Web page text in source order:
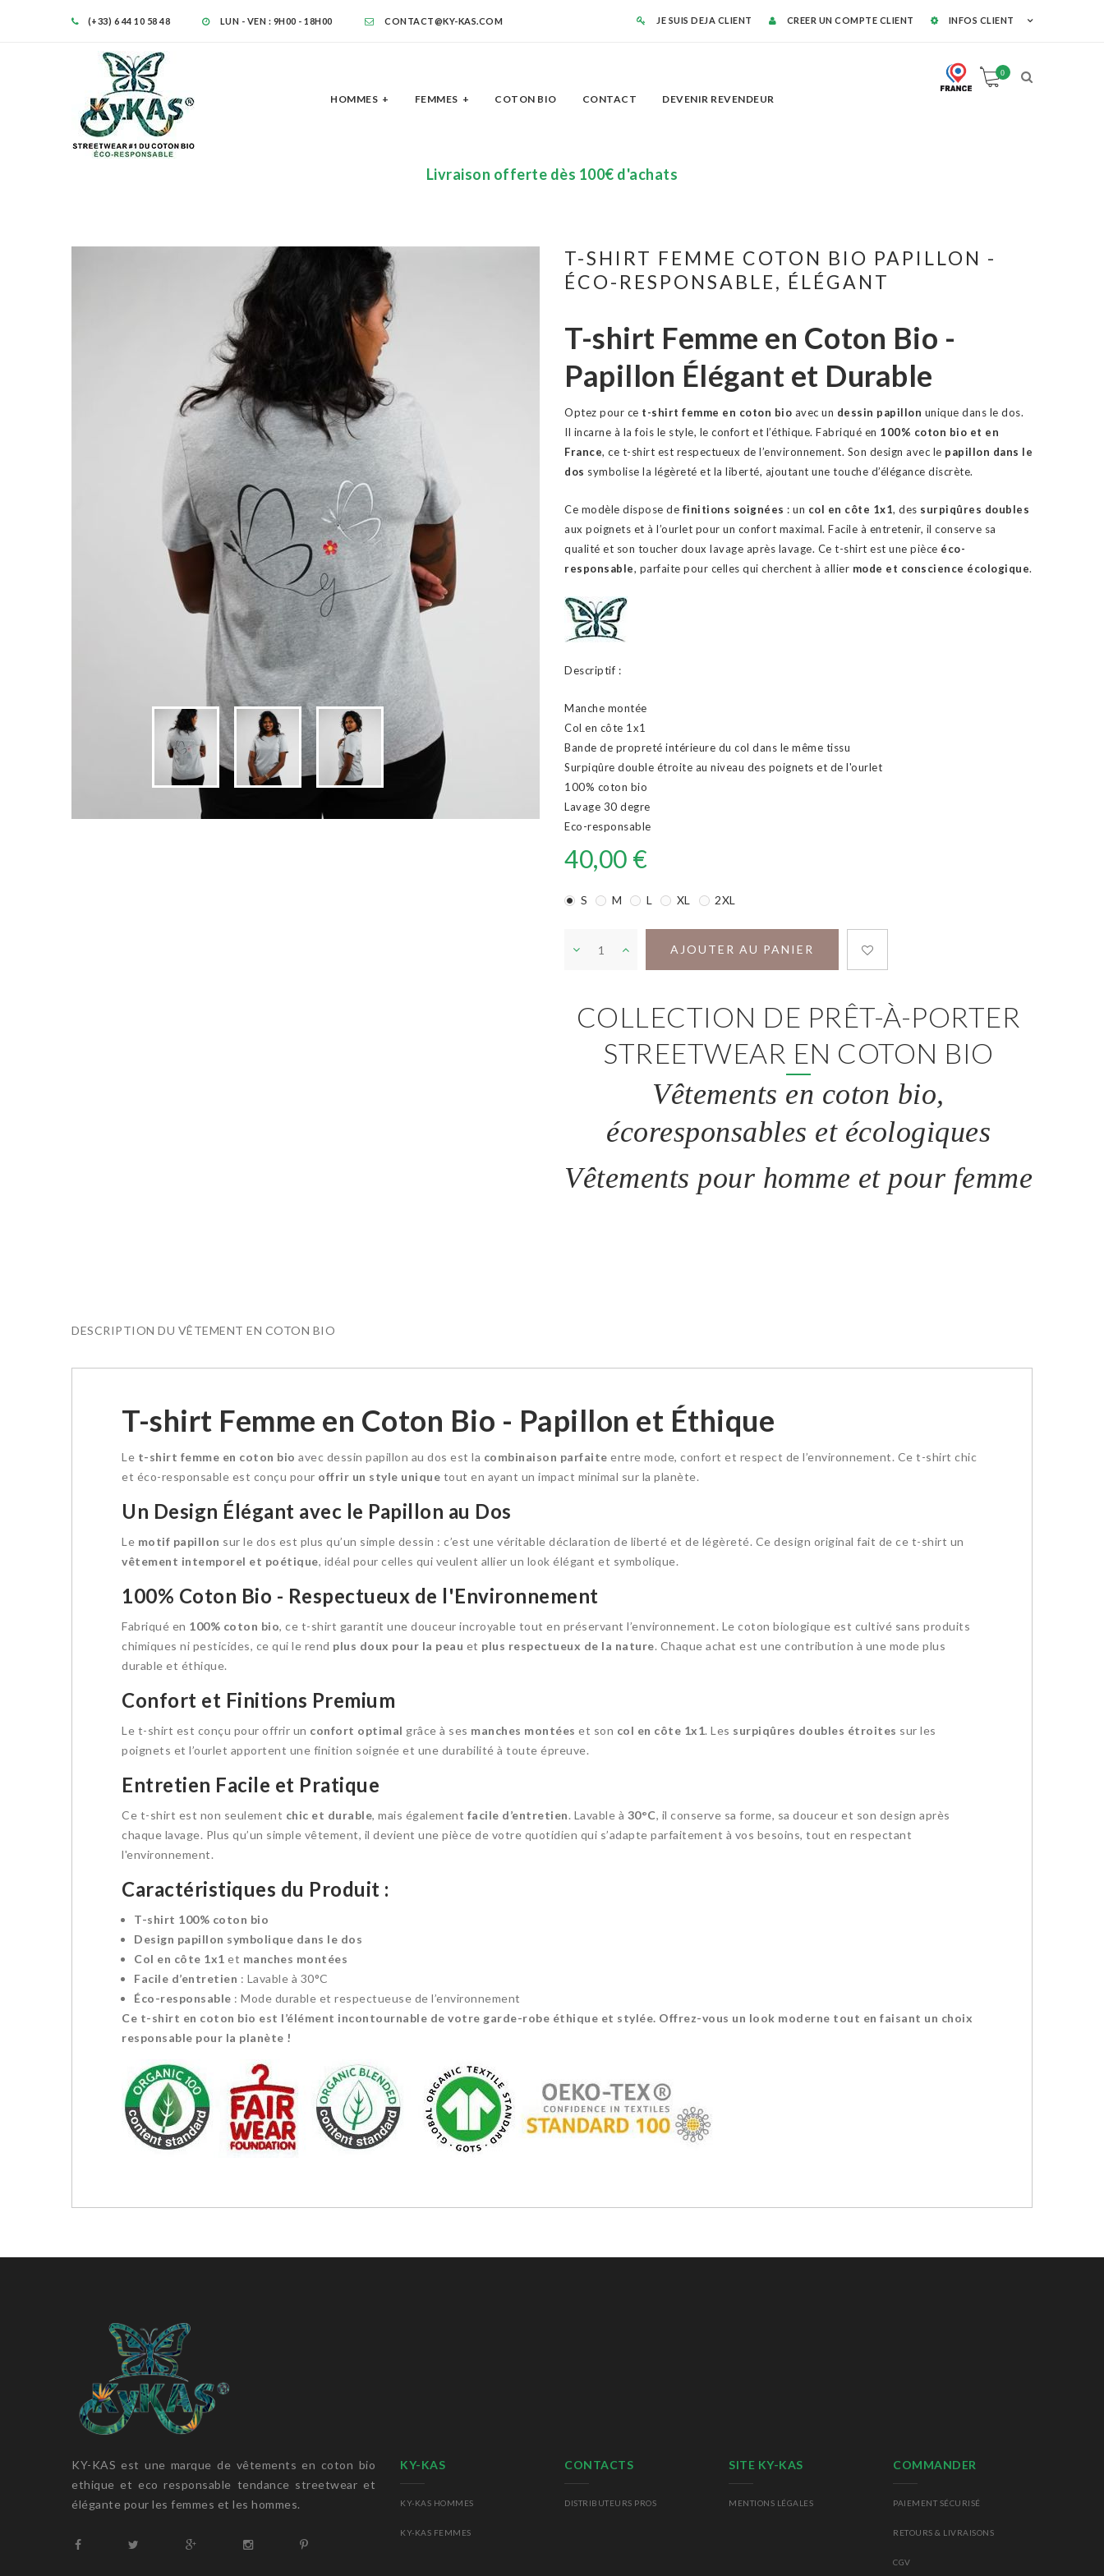
(+33) 6 44 10 58 48 LUN - VEN : 9H00 - 18H00 CONTACT@KY-KAS.COM JE SUIS DEJA CLIENT CREER UN COMPTE CLIENT INFOS CLIENT
HOMMES FEMMES COTON BIO CONTACT DEVENIR REVENDEUR
0
Livraison offerte dès 100€ d'achats
T-SHIRT FEMME COTON BIO PAPILLON -
ÉCO-RESPONSABLE, ÉLÉGANT
T-shirt Femme en Coton Bio -
Papillon Élégant et Durable
Optez pour ce t-shirt femme en coton bio avec un dessin papillon unique dans le dos.
Il incarne à la fois le style, le confort et l’éthique. Fabriqué en 100% coton bio et en
France, ce t-shirt est respectueux de l’environnement. Son design avec le papillon dans le
dos symbolise la légèreté et la liberté, ajoutant une touche d’élégance discrète.
Ce modèle dispose de finitions soignées : un col en côte 1x1, des surpiqûres doubles
aux poignets et à l’ourlet pour un confort maximal. Facile à entretenir, il conserve sa
qualité et son toucher doux lavage après lavage. Ce t-shirt est une pièce éco-
responsable, parfaite pour celles qui cherchent à allier mode et conscience écologique.
Descriptif :
Manche montée
Col en côte 1x1
Bande de propreté intérieure du col dans le même tissu
Surpiqûre double étroite au niveau des poignets et de l'ourlet
100% coton bio
Lavage 30 degre
Eco-responsable
40,00 €
S M L XL 2XL
AJOUTER AU PANIER
COLLECTION DE PRÊT-À-PORTER
STREETWEAR EN COTON BIO
Vêtements en coton bio,
écoresponsables et écologiques
Vêtements pour homme et pour femme
DESCRIPTION DU VÊTEMENT EN COTON BIO
T-shirt Femme en Coton Bio - Papillon et Éthique
Le t-shirt femme en coton bio avec dessin papillon au dos est la combinaison parfaite entre mode, confort et respect de l’environnement. Ce t-shirt chic
et éco-responsable est conçu pour offrir un style unique tout en ayant un impact minimal sur la planète.
Un Design Élégant avec le Papillon au Dos
Le motif papillon sur le dos est plus qu’un simple dessin : c’est une véritable déclaration de liberté et de légèreté. Ce design original fait de ce t-shirt un
vêtement intemporel et poétique, idéal pour celles qui veulent allier un look élégant et symbolique.
100% Coton Bio - Respectueux de l'Environnement
Fabriqué en 100% coton bio, ce t-shirt garantit une douceur incroyable tout en préservant l’environnement. Le coton biologique est cultivé sans produits
chimiques ni pesticides, ce qui le rend plus doux pour la peau et plus respectueux de la nature. Chaque achat est une contribution à une mode plus
durable et éthique.
Confort et Finitions Premium
Le t-shirt est conçu pour offrir un confort optimal grâce à ses manches montées et son col en côte 1x1. Les surpiqûres doubles étroites sur les
poignets et l’ourlet apportent une finition soignée et une durabilité à toute épreuve.
Entretien Facile et Pratique
Ce t-shirt est non seulement chic et durable, mais également facile d’entretien. Lavable à 30°C, il conserve sa forme, sa douceur et son design après
chaque lavage. Plus qu’un simple vêtement, il devient une pièce de votre quotidien qui s’adapte parfaitement à vos besoins, tout en respectant
l'environnement.
Caractéristiques du Produit :
T-shirt 100% coton bio
Design papillon symbolique dans le dos
Col en côte 1x1 et manches montées
Facile d’entretien : Lavable à 30°C
Éco-responsable : Mode durable et respectueuse de l’environnement
Ce t-shirt en coton bio est l’élément incontournable de votre garde-robe éthique et stylée. Offrez-vous un look moderne tout en faisant un choix
responsable pour la planète !
KY-KAS est une marque de vêtements en coton bio
ethique et eco responsable tendance streetwear et
élégante pour les femmes et les hommes.
KY-KAS
KY-KAS HOMMES
KY-KAS FEMMES
CONTACTS
DISTRIBUTEURS PROS
SITE KY-KAS
MENTIONS LÉGALES
COMMANDER
PAIEMENT SÉCURISÉ
RETOURS & LIVRAISONS
CGV